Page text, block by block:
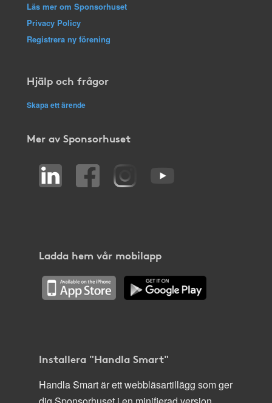
Läs mer om Sponsorhuset
Privacy Policy
Registrera ny förening
Hjälp och frågor
Skapa ett ärende
Mer av Sponsorhuset
Ladda hem vår mobilapp
Installera "Handla Smart"
Handla Smart är ett webbläsartillägg som ger